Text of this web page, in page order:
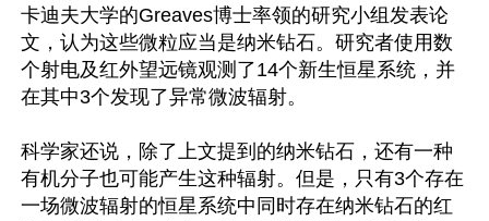
卡迪夫大学的Greaves博士率领的研究小组发表论
文，认为这些微粒应当是纳米钻石。研究者使用数
个射电及红外望远镜观测了14个新生恒星系统，并
在其中3个发现了异常微波辐射。
科学家还说，除了上文提到的纳米钻石，还有一种
有机分子也可能产生这种辐射。但是，只有3个存在
一场微波辐射的恒星系统中同时存在纳米钻石的红